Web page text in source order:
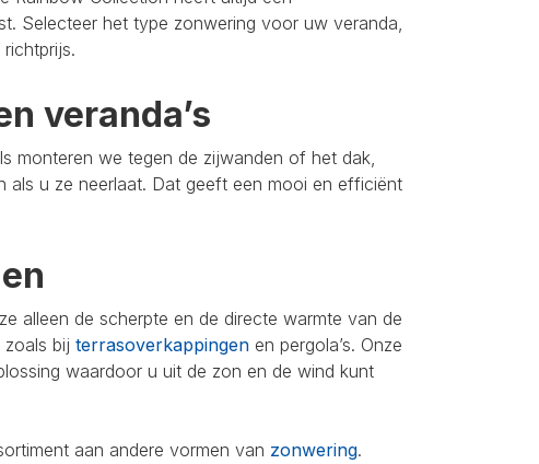
Selecteer het type zonwering voor uw veranda,
veranda’s
monteren we tegen de zijwanden of het dak,
u ze neerlaat. Dat geeft een mooi en efficiënt
alleen de scherpte en de directe warmte van de
bij terrasoverkappingen en pergola’s. Onze
waardoor u uit de zon en de wind kunt
aan andere vormen van zonwering.